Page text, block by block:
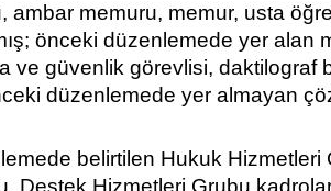
ambar memuru, memur, usta
önceki düzenlemede yer alan
ve güvenlik görevlisi, daktilograf
düzenlemede yer almayan
belirtilen Hukuk Hizmetleri
Destek Hizmetleri Grubu